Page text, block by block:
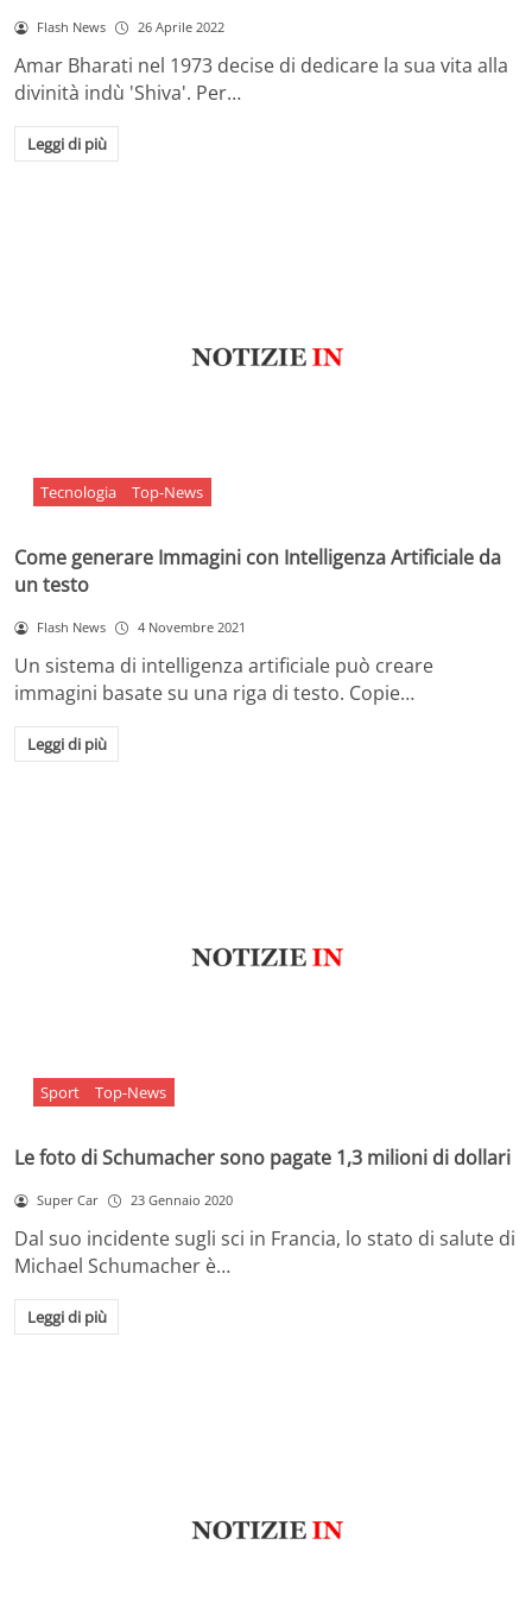
Flash News 26 Aprile 2022
Amar Bharati nel 1973 decise di dedicare la sua vita alla
divinità indù 'Shiva'. Per…
Leggi di più
Tecnologia Top-News
Come generare Immagini con Intelligenza Artificiale da
un testo
Flash News 4 Novembre 2021
Un sistema di intelligenza artificiale può creare
immagini basate su una riga di testo. Copie…
Leggi di più
Sport Top-News
Le foto di Schumacher sono pagate 1,3 milioni di dollari
Super Car 23 Gennaio 2020
Dal suo incidente sugli sci in Francia, lo stato di salute di
Michael Schumacher è…
Leggi di più